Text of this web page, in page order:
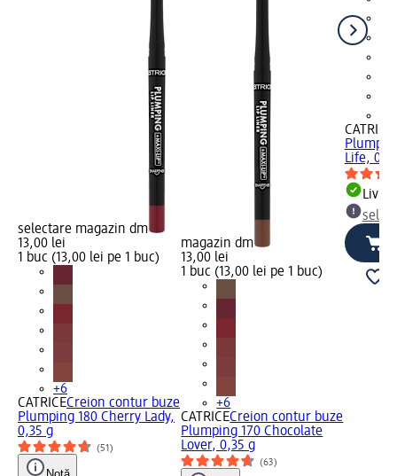
selectare magazin dm
13,00 lei
1 buc (13,00 lei pe 1 buc)
+6
CATRICECreion contur buze
Plumping 180 Cherry Lady,
0,35 g
(51)
magazin dm
13,00 lei
1 buc (13,00 lei pe 1 buc)
+6
CATRICECreion contur buze
Plumping 170 Chocolate
Lover, 0,35 g
(63)
CATRICE
Life,